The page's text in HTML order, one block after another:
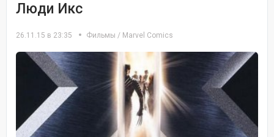
Люди Икс
26.11.15 в 23:35 Фильмы / Marvel Comics